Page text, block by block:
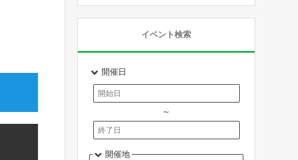
イベント検索
開催日
～
開催地